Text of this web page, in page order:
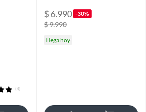
(4)
$ 6.990 -30%
$ 9.990
Llega hoy